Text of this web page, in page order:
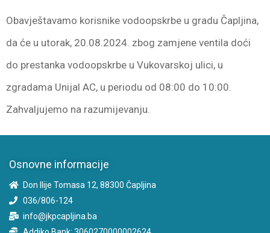
Obavještavamo korisnike vodoopskrbe u gradu Čapljina,
da će u utorak, 20.08.2024. zbog zamjene ventila doći
do prestanka vodoopskrbe u Vukovarskoj ulici, u
zgradama Unijal AC, u periodu od 08:00 do 10:00.
Zahvaljujemo na razumijevanju.
Osnovne informacije
Don Ilije Tomasa 12, 88300 Čapljina
036/806-124
info@jkpcapljina.ba